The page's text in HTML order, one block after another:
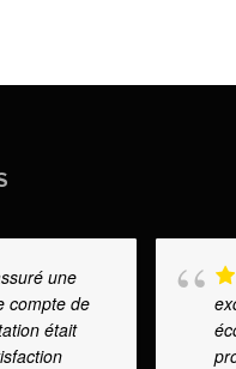
une
compte de
était